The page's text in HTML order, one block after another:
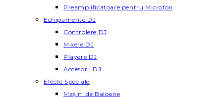
Preamplificatoare pentru Microfon
Echipamente DJ
Controlere DJ
Mixere DJ
Playere DJ
Accesorii DJ
Efecte Speciale
Mașini de Baloane